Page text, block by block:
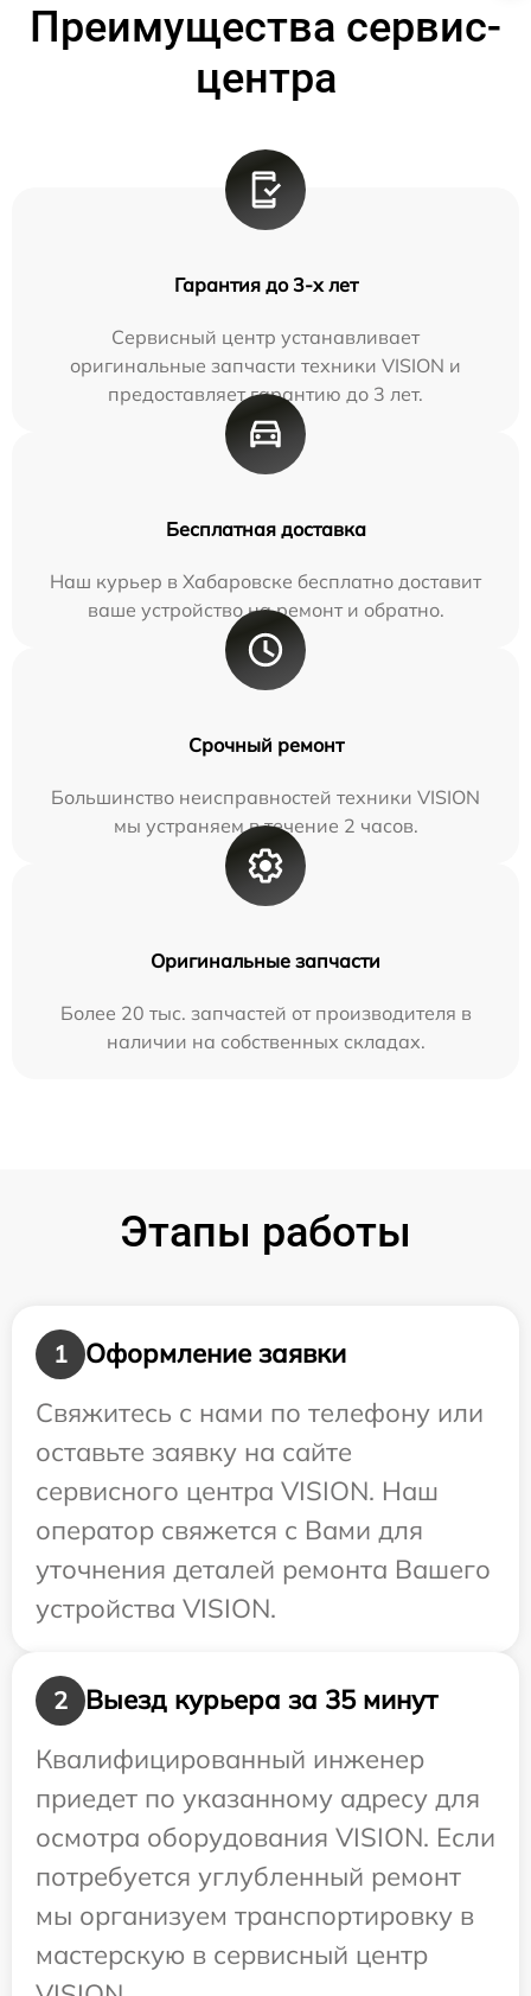
Преимущества сервис-
центра
Гарантия до 3-х лет
Сервисный центр устанавливает
оригинальные запчасти техники VISION и
предоставляет гарантию до 3 лет.
Бесплатная доставка
Наш курьер в Хабаровске бесплатно доставит
ваше устройство на ремонт и обратно.
Срочный ремонт
Большинство неисправностей техники VISION
мы устраняем в течение 2 часов.
Оригинальные запчасти
Более 20 тыс. запчастей от производителя в
наличии на собственных складах.
Этапы работы
1
Оформление заявки
Свяжитесь с нами по телефону или
оставьте заявку на сайте
сервисного центра VISION. Наш
оператор свяжется с Вами для
уточнения деталей ремонта Вашего
устройства VISION.
2
Выезд курьера за 35 минут
Квалифицированный инженер
приедет по указанному адресу для
осмотра оборудования VISION. Если
потребуется углубленный ремонт
мы организуем транспортировку в
мастерскую в сервисный центр